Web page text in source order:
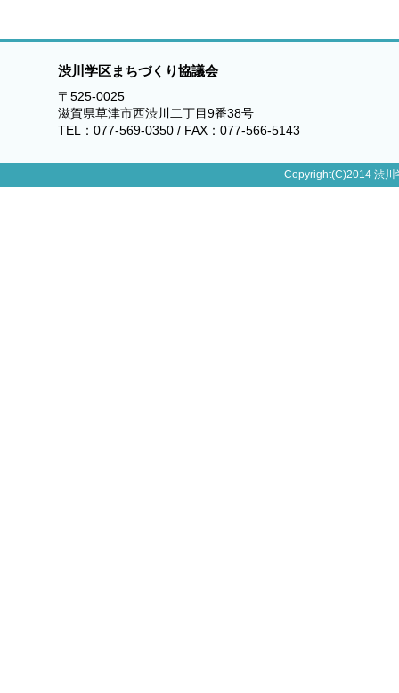
渋川学区まちづくり協議会
〒525-0025
滋賀県草津市西渋川二丁目9番38号
TEL：077-569-0350 / FAX：077-566-5143
Copyright(C)2014 渋川